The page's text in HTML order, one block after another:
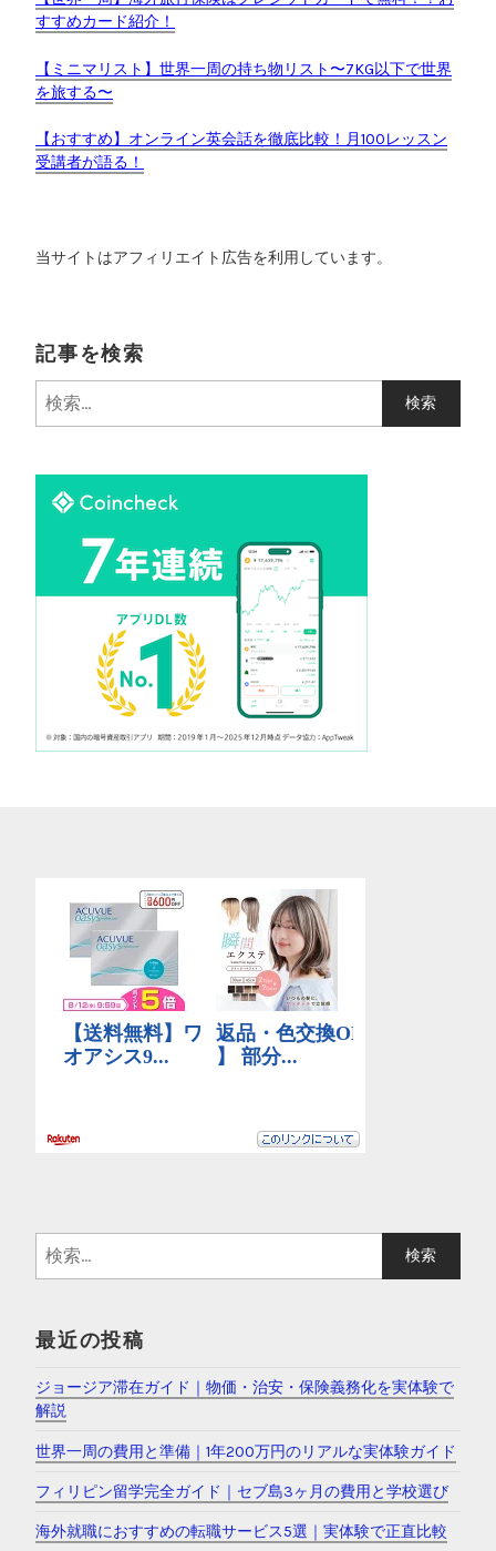
すすめカード紹介！
【ミニマリスト】世界一周の持ち物リスト〜7KG以下で世界
を旅する〜
【おすすめ】オンライン英会話を徹底比較！月100レッスン
受講者が語る！
当サイトはアフィリエイト広告を利用しています。
記事を検索
検
索
検
索
最近の投稿
ジョージア滞在ガイド｜物価・治安・保険義務化を実体験で
解説
世界一周の費用と準備｜1年200万円のリアルな実体験ガイド
フィリピン留学完全ガイド｜セブ島3ヶ月の費用と学校選び
海外就職におすすめの転職サービス5選｜実体験で正直比較